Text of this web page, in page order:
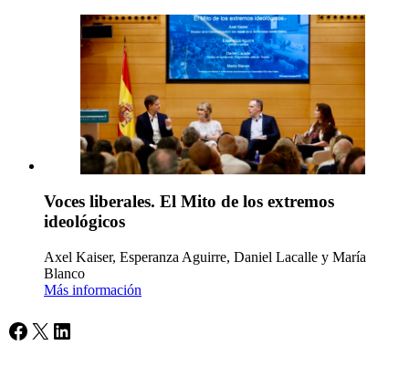
Voces liberales. El Mito de los extremos
ideológicos
Axel Kaiser, Esperanza Aguirre, Daniel Lacalle y María
Blanco
Más información
Facebook
X LinkedIn